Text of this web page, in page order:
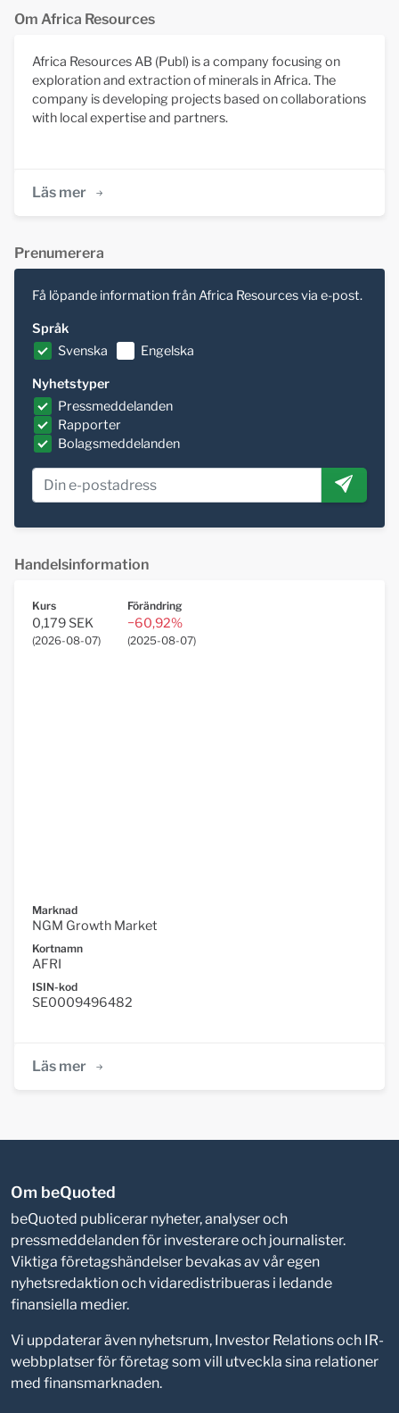
Om Africa Resources
Africa Resources AB (Publ) is a company focusing on
exploration and extraction of minerals in Africa. The
company is developing projects based on collaborations
with local expertise and partners.
Läs mer
Prenumerera
Få löpande information från Africa Resources via e-post.
Språk
Svenska
Engelska
Nyhetstyper
Pressmeddelanden
Rapporter
Bolagsmeddelanden
Handelsinformation
Kurs
0,179 SEK
(2026-08-07)
Förändring
−60,92%
(2025-08-07)
Marknad
NGM Growth Market
Kortnamn
AFRI
ISIN-kod
SE0009496482
Läs mer
Om beQuoted
beQuoted publicerar nyheter, analyser och
pressmeddelanden för investerare och journalister.
Viktiga företagshändelser bevakas av vår egen
nyhetsredaktion och vidaredistribueras i ledande
finansiella medier.
Vi uppdaterar även nyhetsrum, Investor Relations och IR-
webbplatser för företag som vill utveckla sina relationer
med finansmarknaden.